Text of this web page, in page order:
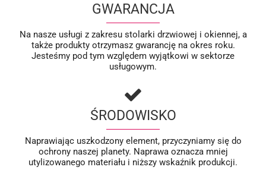
GWARANCJA
Na nasze usługi z zakresu stolarki drzwiowej i okiennej, a
także produkty otrzymasz gwarancję na okres roku.
Jesteśmy pod tym względem wyjątkowi w sektorze
usługowym.
ŚRODOWISKO
Naprawiając uszkodzony element, przyczyniamy się do
ochrony naszej planety. Naprawa oznacza mniej
utylizowanego materiału i niższy wskaźnik produkcji.